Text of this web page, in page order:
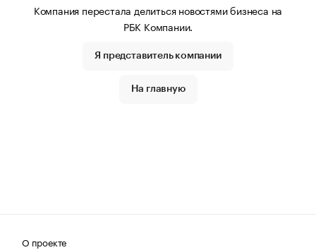
Компания перестала делиться новостями бизнеса на
РБК Компании.
Я представитель компании
На главную
О проекте